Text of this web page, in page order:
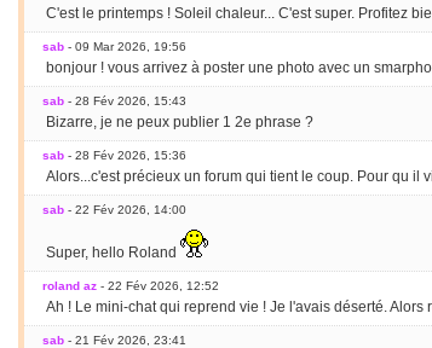
C'est le printemps ! Soleil chaleur... C'est super. Profitez
sab - 09 Mar 2026, 19:56
bonjour ! vous arrivez à poster une photo avec un
sab - 28 Fév 2026, 15:43
Bizarre, je ne peux publier 1 2e phrase ?
sab - 28 Fév 2026, 15:36
Alors...c'est précieux un forum qui tient le coup. Pour qu il
sab - 22 Fév 2026, 14:00
Super, hello Roland
roland az - 22 Fév 2026, 12:52
Ah ! Le mini-chat qui reprend vie ! Je l'avais déserté. Alors
sab - 21 Fév 2026, 23:41